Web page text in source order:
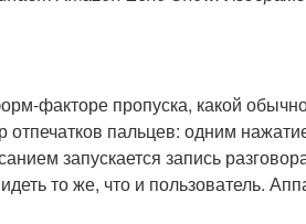
факторе пропуска, какой
отпечатков пальцев: одним
запускается запись
то же, что и пользователь.